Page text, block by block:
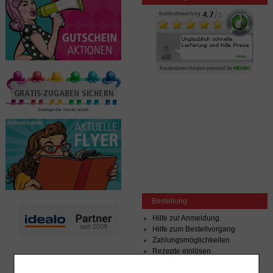
Bestellung
Hilfe zur Anmeldung
Hilfe zum Bestellvorgang
Zahlungsmöglichkeiten
Rezepte einlösen